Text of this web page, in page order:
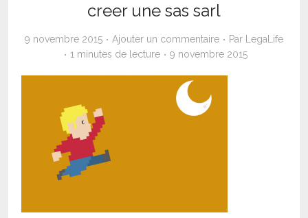
creer une sas sarl
9 novembre 2015 Ajouter un commentaire Par
LegaLife
1 minutes de lecture
9 novembre 2015